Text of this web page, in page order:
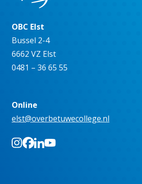
OBC Elst
Bussel 2-4
6662 VZ Elst
0481 – 36 65 55
Online
elst@overbetuwecollege.nl